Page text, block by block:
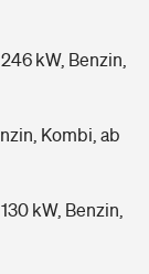
kW, Benzin,
Kombi, ab
kW, Benzin,